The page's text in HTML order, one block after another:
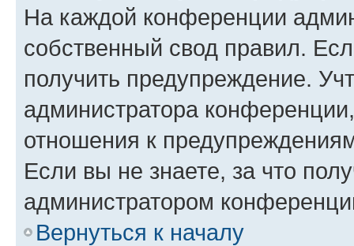
На каждой конференции
собственный свод правил.
получить предупреждение.
администратора
отношения к
Если вы не знаете, за что
администратором
Вернуться к началу